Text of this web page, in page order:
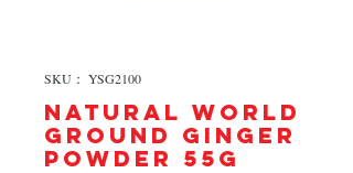
SKU： YSG2100
NATURAL WORLD
GROUND GINGER
POWDER 55g